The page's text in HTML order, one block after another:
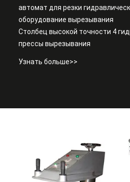
автомат для резки
оборудование вырезывания
Столбец высокой точности 4
прессы вырезывания
Узнать больше>>